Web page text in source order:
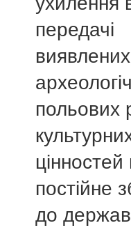
передачі
виявлених
польових
цінностей
постійне
до